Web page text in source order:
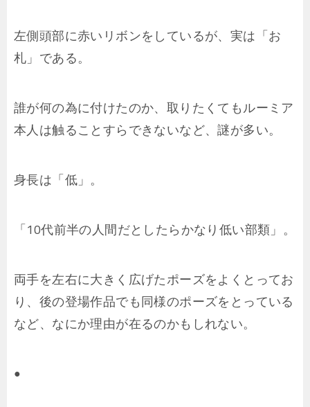
左側頭部に赤いリボンをしているが、実は「お
札」である。
誰が何の為に付けたのか、取りたくてもルーミア
本人は触ることすらできないなど、謎が多い。
身長は「低」。
「10代前半の人間だとしたらかなり低い部類」。
両手を左右に大きく広げたポーズをよくとってお
り、後の登場作品でも同様のポーズをとっている
など、なにか理由が在るのかもしれない。
●